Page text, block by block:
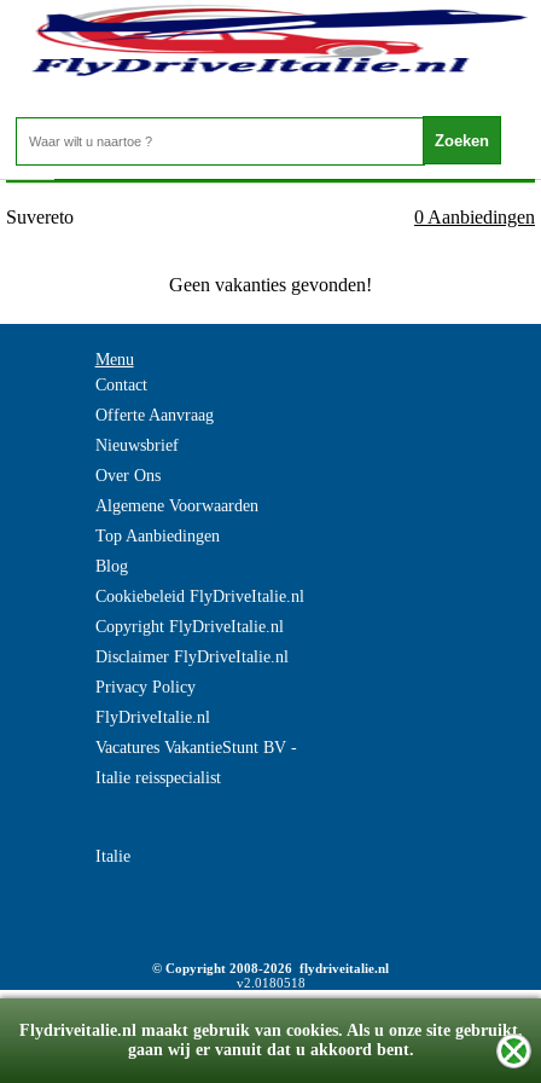
Flydriveitalie.nl maakt gebruik van cookies. Als u onze site gebruikt,
gaan wij er vanuit dat u akkoord bent.
Italie - TOSCANE - Suvereto
Home>
Suvereto 0 Aanbiedingen
Geen vakanties gevonden!
Menu
Contact
Offerte Aanvraag
Nieuwsbrief
Over Ons
Algemene Voorwaarden
Top Aanbiedingen
Blog
Cookiebeleid FlyDriveItalie.nl
Copyright FlyDriveItalie.nl
Disclaimer FlyDriveItalie.nl
Privacy Policy
FlyDriveItalie.nl
Vacatures VakantieStunt BV -
Italie reisspecialist
Italie
© Copyright 2008-2026 flydriveitalie.nl
v2.0180518